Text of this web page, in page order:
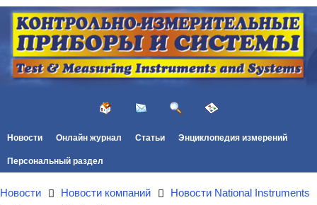
Новости Онлайн журнал Статьи Энциклопедия измерений
Персональный раздел
Новости Новости компаний
Новости National Instruments